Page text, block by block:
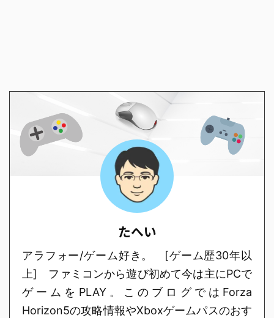
たへい
アラフォー/ゲーム好き。 [ゲーム歴30年以
上] ファミコンから遊び初めて今は主にPCで
ゲームをPLAY。このブログではForza
Horizon5の攻略情報やXboxゲームパスのおす